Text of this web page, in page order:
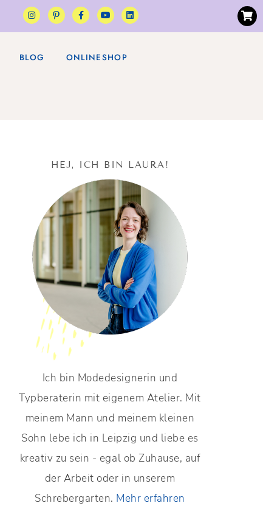
BLOG ONLINESHOP
HEJ, ICH BIN LAURA!
Ich bin Modedesignerin und
Typberaterin mit eigenem Atelier. Mit
meinem Mann und meinem kleinen
Sohn lebe ich in Leipzig und liebe es
kreativ zu sein - egal ob Zuhause, auf
der Arbeit oder in unserem
Schrebergarten. Mehr erfahren